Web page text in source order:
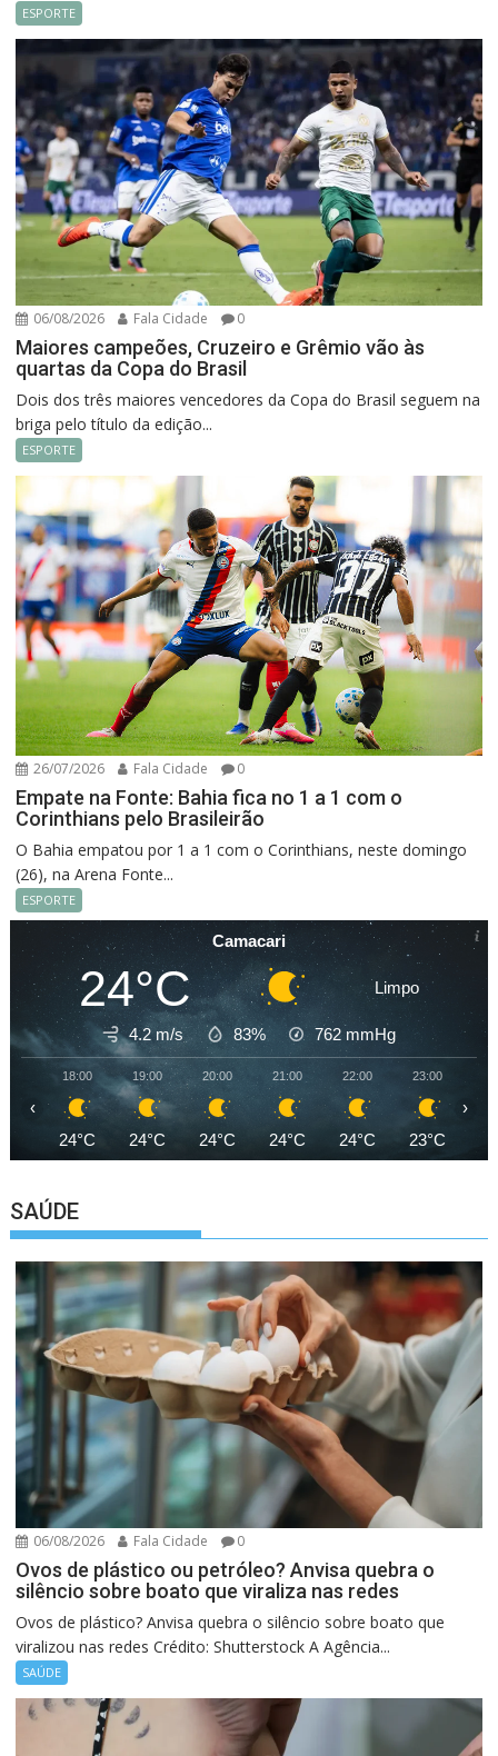
ESPORTE
06/08/2026 Fala Cidade 0
Maiores campeões, Cruzeiro e Grêmio vão às
quartas da Copa do Brasil
Dois dos três maiores vencedores da Copa do Brasil seguem na
briga pelo título da edição...
ESPORTE
26/07/2026 Fala Cidade 0
Empate na Fonte: Bahia fica no 1 a 1 com o
Corinthians pelo Brasileirão
O Bahia empatou por 1 a 1 com o Corinthians, neste domingo
(26), na Arena Fonte...
ESPORTE
Camacari
24°C Limpo
4.2 m/s 83% 762 mmHg
18:00
24°C
19:00
24°C
20:00
24°C
21:00
24°C
22:00
24°C
23:00
23°C
‹ ›
SAÚDE
06/08/2026 Fala Cidade 0
Ovos de plástico ou petróleo? Anvisa quebra o
silêncio sobre boato que viraliza nas redes
Ovos de plástico? Anvisa quebra o silêncio sobre boato que
viralizou nas redes Crédito: Shutterstock A Agência...
SAÚDE